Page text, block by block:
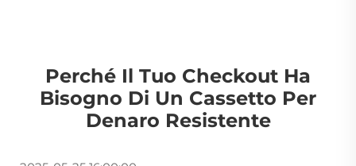
Perché Il Tuo Checkout Ha
Bisogno Di Un Cassetto Per
Denaro Resistente